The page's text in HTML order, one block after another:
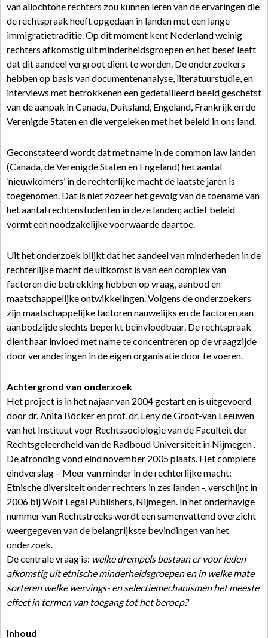
van allochtone rechters zou kunnen leren van de ervaringen die
de rechtspraak heeft opgedaan in landen met een lange
immigratietraditie. Op dit moment kent Nederland weinig
rechters afkomstig uit minderheidsgroepen en het besef leeft
dat dit aandeel vergroot dient te worden. De onderzoekers
hebben op basis van documentenanalyse, literatuurstudie, en
interviews met betrokkenen een gedetailleerd beeld geschetst
van de aanpak in Canada, Duitsland, Engeland, Frankrijk en de
Verenigde Staten en die vergeleken met het beleid in ons land.
Geconstateerd wordt dat met name in de common law landen
(Canada, de Verenigde Staten en Engeland) het aantal
‘nieuwkomers’ in de rechterlijke macht de laatste jaren is
toegenomen. Dat is niet zozeer het gevolg van de toename van
het aantal rechtenstudenten in deze landen; actief beleid
vormt een noodzakelijke voorwaarde daartoe.
Uit het onderzoek blijkt dat het aandeel van minderheden in de
rechterlijke macht de uitkomst is van een complex van
factoren die betrekking hebben op vraag, aanbod en
maatschappelijke ontwikkelingen. Volgens de onderzoekers
zijn maatschappelijke factoren nauwelijks en de factoren aan
aanbodzijde slechts beperkt beïnvloedbaar. De rechtspraak
dient haar invloed met name te concentreren op de vraagzijde
door veranderingen in de eigen organisatie door te voeren.
Achtergrond van onderzoek
Het project is in het najaar van 2004 gestart en is uitgevoerd
door dr. Anita Böcker en prof. dr. Leny de Groot-van Leeuwen
van het Instituut voor Rechtssociologie van de Faculteit der
Rechtsgeleerdheid van de Radboud Universiteit in Nijmegen .
De afronding vond eind november 2005 plaats. Het complete
eindverslag – Meer van minder in de rechterlijke macht:
Etnische diversiteit onder rechters in zes landen -, verschijnt in
2006 bij Wolf Legal Publishers, Nijmegen. In het onderhavige
nummer van Rechtstreeks wordt een samenvattend overzicht
weergegeven van de belangrijkste bevindingen van het
onderzoek.
De centrale vraag is: welke drempels bestaan er voor leden
afkomstig uit etnische minderheidsgroepen en in welke mate
sorteren welke wervings- en selectiemechanismen het meeste
effect in termen van toegang tot het beroep?
Inhoud